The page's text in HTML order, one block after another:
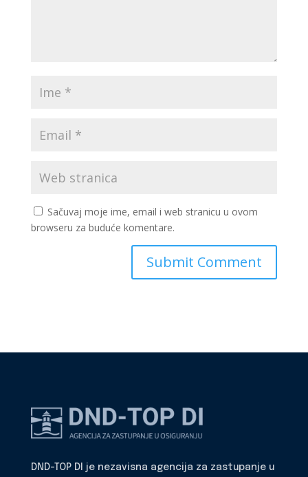
Sačuvaj moje ime, email i web stranicu u ovom
browseru za buduće komentare.
DND-TOP DI je nezavisna agencija za zastupanje u